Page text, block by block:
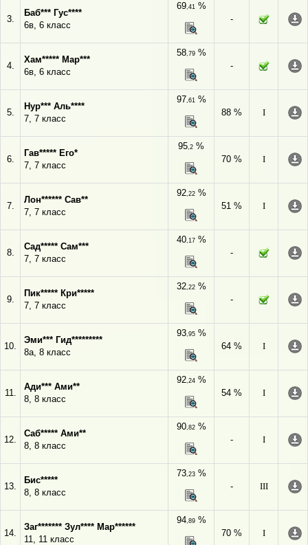
3.
Баб*** Гус****
6в, 6 класс
69,41%
-
4.
Хам***** Мар***
6в, 6 класс
58,79%
-
5.
Нур*** Аль****
7, 7 класс
97,61%
88 %
I
6.
Гав***** Его*
7, 7 класс
95,2 %
70 %
I
7.
Лон****** Сав**
7, 7 класс
92,22%
51 %
I
8.
Сад***** Сам***
7, 7 класс
40,17%
-
9.
Пик***** Кри*****
7, 7 класс
32,22%
-
10.
Эми*** Гид*********
8а, 8 класс
93,95%
64 %
I
11.
Ади*** Ами**
8, 8 класс
92,24%
54 %
I
12.
Саб***** Ами**
8, 8 класс
90,82%
-
I
13.
Бис*****
8, 8 класс
73,23%
-
III
14.
Заг******* Зул**** Мар******
11, 11 класс
94,89%
70 %
I